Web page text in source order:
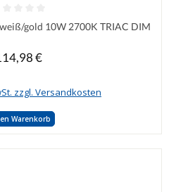
0 von 5 Sternen
gold 10W 2700K TRIAC DIM
Regulärer Preis:
€
zzgl. Versandkosten
Warenkorb